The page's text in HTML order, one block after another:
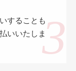
することも
いいたしま